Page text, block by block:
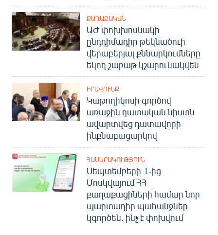
ՔԱՂԱՔԱԿԱՆ
ԱԺ փոխխոսնակի
ընդդիմադիր թեկնածուի
վերաբերյալ քննարկումները
եկող շաբաթ կշարունակվեն
ԻՐԱՎՈՒՆՔ
Կաթողիկոսի գործով
առաջին դատական նիստն
ավարտվեց դատավորի
ինքնաբացարկով
ՀԱՍԱՐԱԿՈՒԹՅՈՒՆ
Սեպտեմբերի 1-ից
Մոսկվայում ՀՀ
քաղաքացիների համար նոր
պարտադիր պահանջներ
կգործեն. ինչ է փոխվում